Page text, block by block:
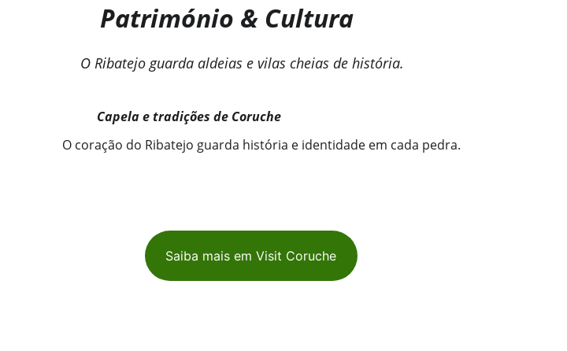
Património & Cultura
O Ribatejo guarda aldeias e vilas cheias de história.
    Capela e tradições de Coruche
O coração do Ribatejo guarda história e identidade em cada pedra.
Saiba mais em Visit Coruche